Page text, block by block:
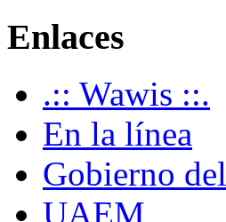
Enlaces
.:: Wawis ::.
En la línea
Gobierno
UAEM